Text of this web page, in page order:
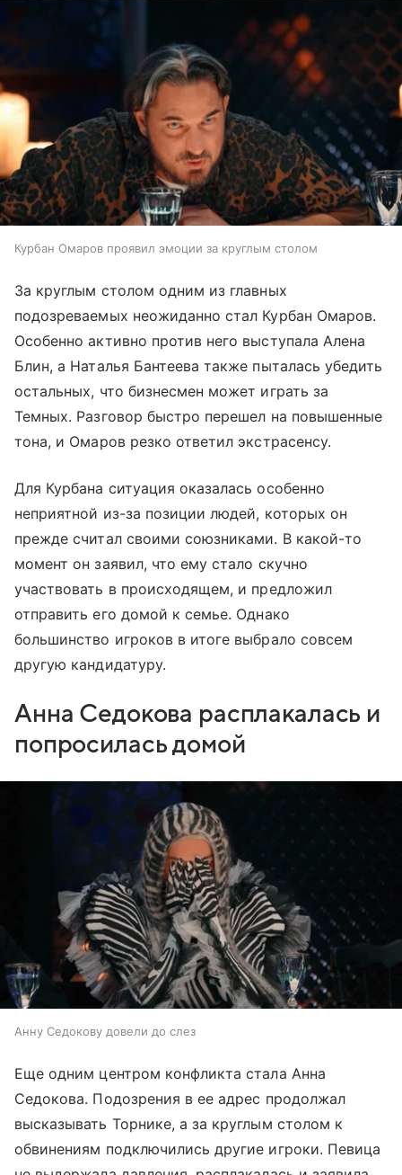
Курбан Омаров проявил эмоции за круглым столом
За круглым столом одним из главных
подозреваемых неожиданно стал Курбан Омаров.
Особенно активно против него выступала Алена
Блин, а Наталья Бантеева также пыталась убедить
остальных, что бизнесмен может играть за
Темных. Разговор быстро перешел на повышенные
тона, и Омаров резко ответил экстрасенсу.
Для Курбана ситуация оказалась особенно
неприятной из-за позиции людей, которых он
прежде считал своими союзниками. В какой-то
момент он заявил, что ему стало скучно
участвовать в происходящем, и предложил
отправить его домой к семье. Однако
большинство игроков в итоге выбрало совсем
другую кандидатуру.
Анна Седокова расплакалась и
попросилась домой
Анну Седокову довели до слез
Еще одним центром конфликта стала Анна
Седокова. Подозрения в ее адрес продолжал
высказывать Торнике, а за круглым столом к
обвинениям подключились другие игроки. Певица